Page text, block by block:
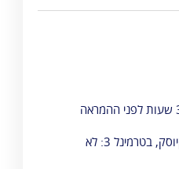
בטרמינל 3: לא